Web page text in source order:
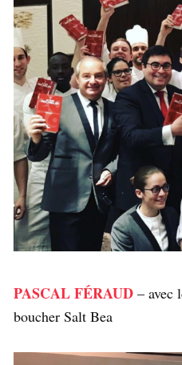
PASCAL FÉRAUD – avec
boucher Salt Bea